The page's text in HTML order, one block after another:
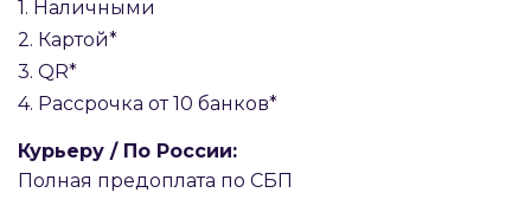
1. Наличными
2. Картой*
3. QR*
4. Рассрочка от 10 банков*
Курьеру / По России:
Полная предоплата по СБП